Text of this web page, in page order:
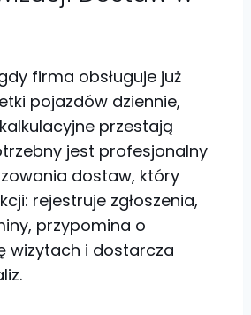
firma obsługuje już
pojazdów dziennie,
przestają
jest profesjonalny
dostaw, który
rejestruje zgłoszenia,
przypomina o
wizytach i dostarcza